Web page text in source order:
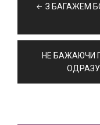
записівЗ БАГАЖЕМ
НЕ БАЖАЮЧИ